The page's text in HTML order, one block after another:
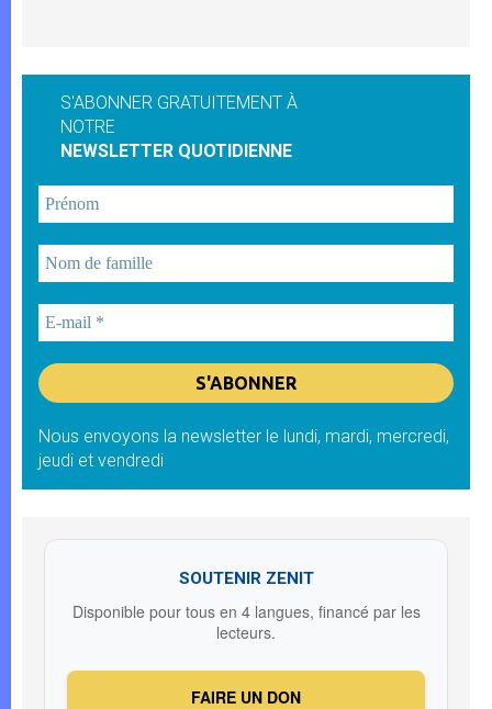
S'ABONNER GRATUITEMENT À
NOTRE
NEWSLETTER QUOTIDIENNE
Nous envoyons la newsletter le lundi, mardi, mercredi,
jeudi et vendredi
SOUTENIR ZENIT
Disponible pour tous en 4 langues, financé par les
lecteurs.
FAIRE UN DON